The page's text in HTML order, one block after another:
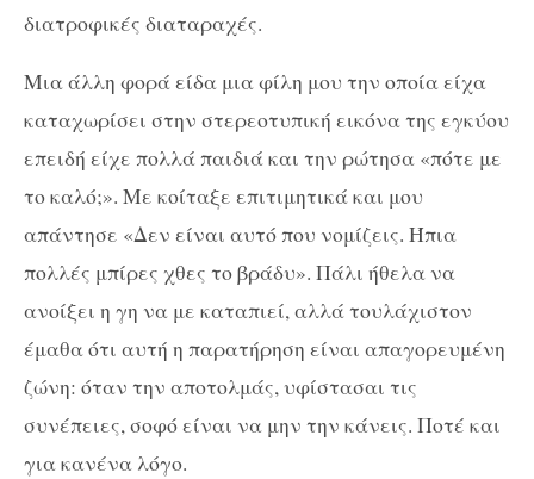
διατροφικές διαταραχές.
Μια άλλη φορά είδα μια φίλη μου την οποία είχα
καταχωρίσει στην στερεοτυπική εικόνα της εγκύου
επειδή είχε πολλά παιδιά και την ρώτησα «πότε με
το καλό;». Με κοίταξε επιτιμητικά και μου
απάντησε «Δεν είναι αυτό που νομίζεις. Ήπια
πολλές μπίρες χθες το βράδυ». Πάλι ήθελα να
ανοίξει η γη να με καταπιεί, αλλά τουλάχιστον
έμαθα ότι αυτή η παρατήρηση είναι απαγορευμένη
ζώνη: όταν την αποτολμάς, υφίστασαι τις
συνέπειες, σοφό είναι να μην την κάνεις. Ποτέ και
για κανένα λόγο.